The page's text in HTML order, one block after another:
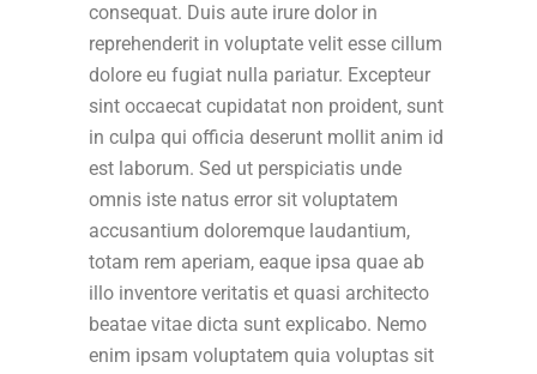
consequat. Duis aute irure dolor in
reprehenderit in voluptate velit esse cillum
dolore eu fugiat nulla pariatur. Excepteur
sint occaecat cupidatat non proident, sunt
in culpa qui officia deserunt mollit anim id
est laborum. Sed ut perspiciatis unde
omnis iste natus error sit voluptatem
accusantium doloremque laudantium,
totam rem aperiam, eaque ipsa quae ab
illo inventore veritatis et quasi architecto
beatae vitae dicta sunt explicabo. Nemo
enim ipsam voluptatem quia voluptas sit